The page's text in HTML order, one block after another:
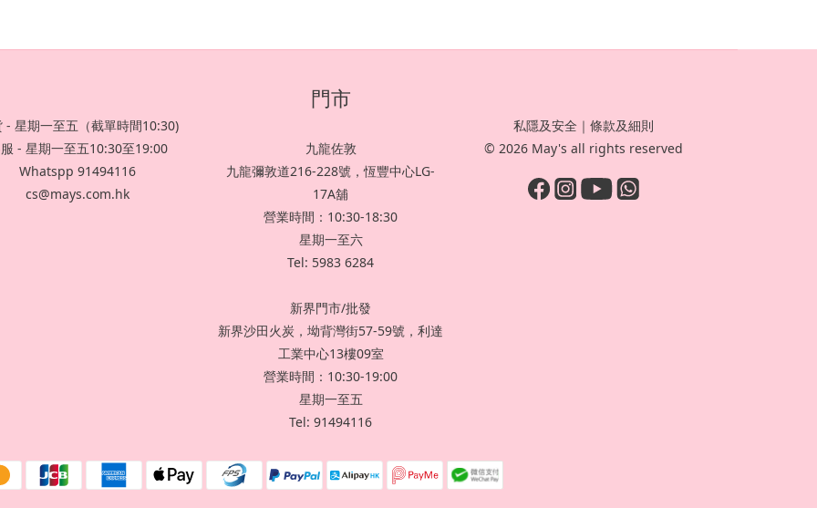
- 星期一至五（截單時間10:30)
- 星期一至五10:30至19:00
Whatspp 91494116
cs@mays.com.hk
門市
九龍佐敦
九龍彌敦道216-228號，恆豐中心LG-
17A舖
營業時間：10:30-18:30
星期一至六
Tel: 5983 6284
新界門市/批發
新界沙田火炭，坳背灣街57-59號，利達
工業中心13樓09室
營業時間：10:30-19:00
星期一至五
Tel: 91494116
私隱及安全 ｜條款及細則
© 2026 May's all rights reserved